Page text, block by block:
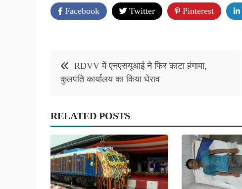
Facebook Twitter Pinterest
Post
navigation
RDVV में एनएसयूआई ने फिर काटा हंगामा,
कुलपति कार्यालय का किया घेराव
RELATED POSTS